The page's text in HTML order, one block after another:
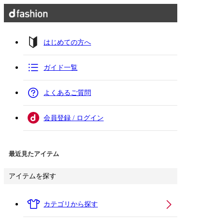
はじめての方へ
ガイド一覧
よくあるご質問
会員登録 / ログイン
最近見たアイテム
アイテムを探す
カテゴリから探す